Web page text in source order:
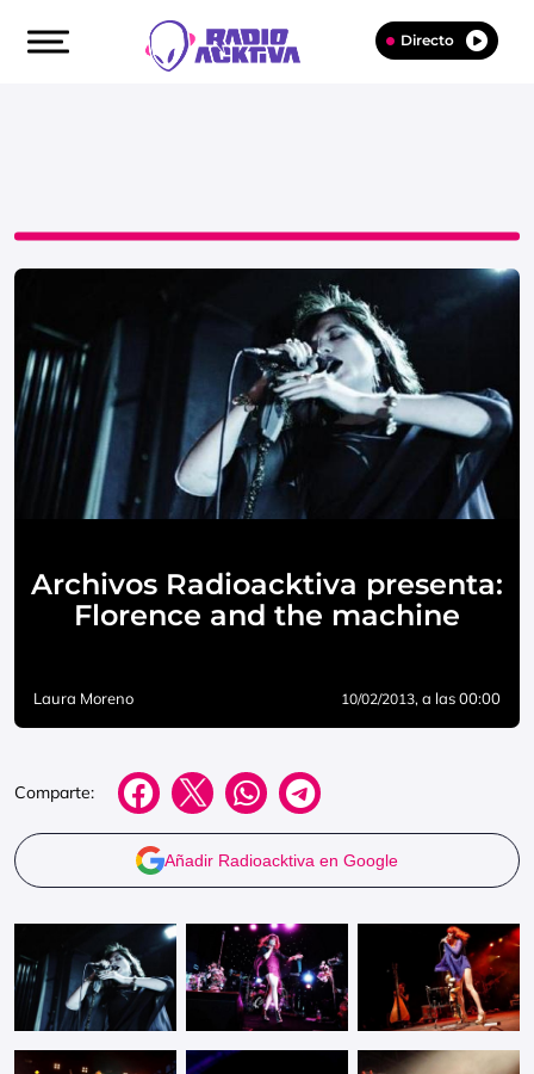
Directo
Archivos Radioacktiva presenta:
Florence and the machine
Laura Moreno 10/02/2013, a las 00:00
Comparte:
Añadir Radioacktiva en Google